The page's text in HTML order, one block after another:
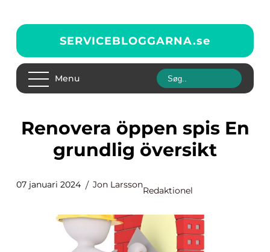
SERVICEBLOGGARNA.se
Menu
Renovera öppen spis En
grundlig översikt
07 januari 2024 Jon Larsson
Redaktionel